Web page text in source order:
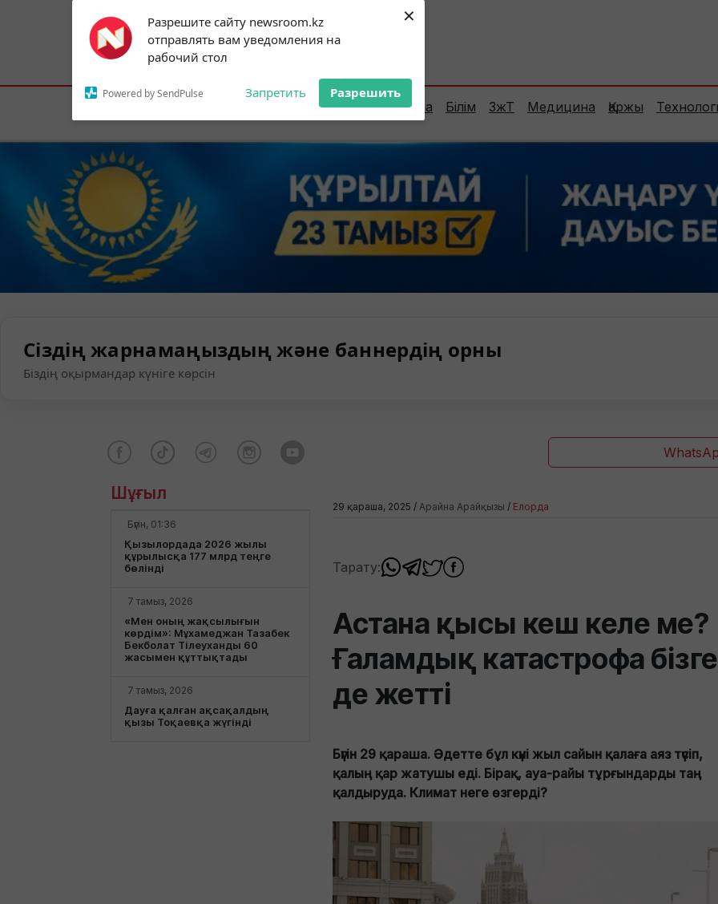
Разрешите сайту newsroom.kz
отправлять вам уведомления на
рабочий стол
Powered by SendPulse Запретить Разрешить
×
Subscribe to our
notifications!
To enable permission prompts, click on
the notification icon
Астана:19°C Алматы:23°C Шымкент:
Елорда Сараптама Білім ЗжТ Медицина Қаржы
Сіздің жарнамаңыздың және баннердің орны
Біздің оқырмандар күніге көрсін
Шұғыл
Бүгін, 01:36
Қызылордада 2026 жылы
құрылысқа 177 млрд теңге
бөлінді
7 тамыз, 2026
«Мен оның жақсылығын
көрдім»: Мұхамеджан Тазабек
Бекболат Тілеуханды 60
жасымен құттықтады
7 тамыз, 2026
Дауға қалған ақсақалдың
қызы Тоқаевқа жүгінді
29 қараша, 2025 / Арайна Арайқызы / Елорда
Тарату:
Астана қысы кеш келе ме?
Ғаламдық катастрофа бізге
де жетті
Бүгін 29 қараша. Әдетте бұл күні жыл сайын қалаға аяз түсіп,
қалың қар жатушы еді. Бірақ, ауа-райы тұрғындарды таң
қалдыруда. Климат неге өзгерді?